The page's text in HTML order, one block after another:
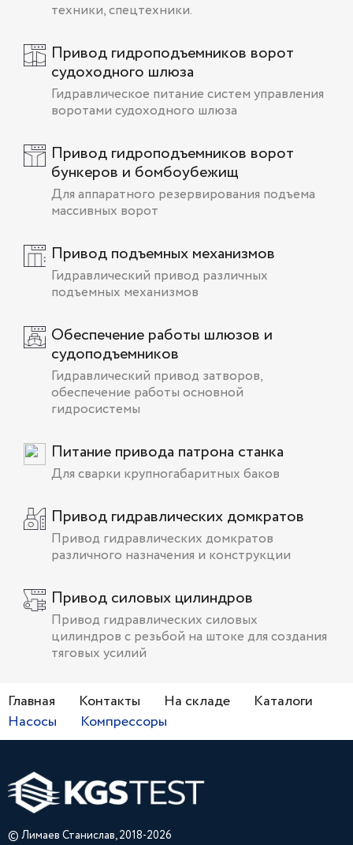
техники, спецтехники.
Привод гидроподъемников ворот
судоходного шлюза
Гидравлическое питание систем управления
воротами судоходного шлюза
Привод гидроподъемников ворот
бункеров и бомбоубежищ
Для аппаратного резервирования подъема
массивных ворот
Привод подъемных механизмов
Гидравлический привод различных
подъемных механизмов
Обеспечение работы шлюзов и
судоподъемников
Гидравлический привод затворов,
обеспечение работы основной
гидросистемы
Питание привода патрона станка
Для сварки крупногабаритных баков
Привод гидравлических домкратов
Привод гидравлических домкратов
различного назначения и конструкции
Привод силовых цилиндров
Привод гидравлических силовых
цилиндров с резьбой на штоке для создания
тяговых усилий
Главная Контакты На складе
Каталоги
Насосы
Компрессоры
© Лимаев Станислав, 2018-2026